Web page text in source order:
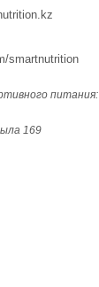
smartnutrition
питания:
169